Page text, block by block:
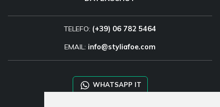
TELEFO: (+39) 06 782 5464
EMAIL: info@styliafoe.com
WHATSAPP IT